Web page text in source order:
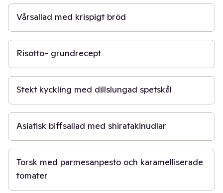
Vårsallad med krispigt bröd
30 min
Risotto- grundrecept
40 min
Stekt kyckling med dillslungad spetskål
30 min
Asiatisk biffsallad med shiratakinudlar
30 min
Torsk med parmesanpesto och karamelliserade
tomater
45 min